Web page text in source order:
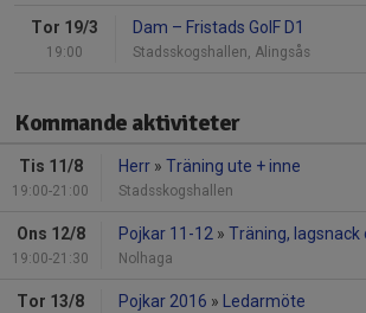
Tor 19/3
19:00
Dam – Fristads GoIF D1
Stadsskogshallen, Alingsås
Kommande aktiviteter
Tis 11/8
19:00-21:00
Herr » Träning ute + inne
Stadsskogshallen
Ons 12/8
19:00-21:30
Pojkar 11-12 » Träning, lagsnack
Nolhaga
Tor 13/8 Pojkar 2016 » Ledarmöte